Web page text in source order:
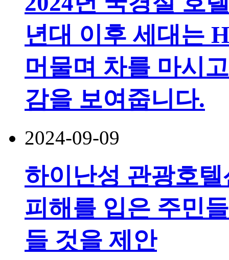
년대 이후 세대는
머물며 차를 마시
감을 보여줍니다.
2024-09-09
하이난성 관광호
피해를 입은 주민
들 것을 제안